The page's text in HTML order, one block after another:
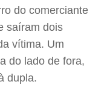
do comerciante
saíram dois
vítima. Um
do lado de fora,
dupla.